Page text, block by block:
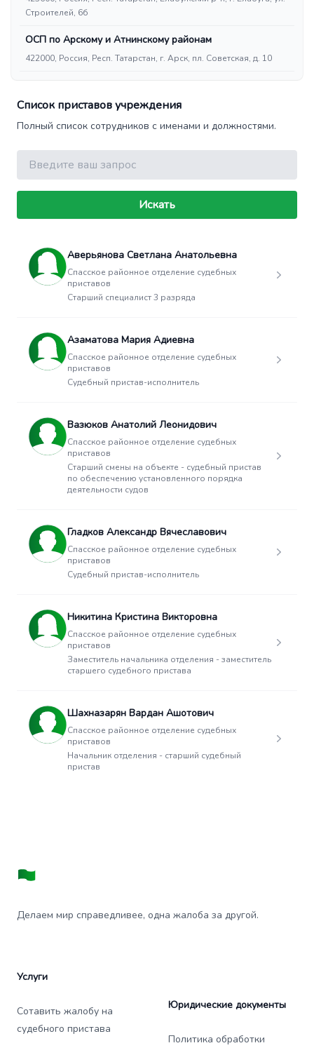
Строителей, 6б
ОСП по Арскому и Атнинскому районам
422000, Россия, Респ. Татарстан, г. Арск, пл. Советская, д. 10
Список приставов учреждения
Полный список сотрудников с именами и должностями.
Поиск
Искать
Аверьянова Светлана Анатольевна
Спасское районное отделение судебных
приставов
Старший специалист 3 разряда
Азаматова Мария Адиевна
Спасское районное отделение судебных
приставов
Судебный пристав-исполнитель
Вазюков Анатолий Леонидович
Спасское районное отделение судебных
приставов
Старший смены на объекте - судебный пристав
по обеспечению установленного порядка
деятельности судов
Гладков Александр Вячеславович
Спасское районное отделение судебных
приставов
Судебный пристав-исполнитель
Никитина Кристина Викторовна
Спасское районное отделение судебных
приставов
Заместитель начальника отделения - заместитель
старшего судебного пристава
Шахназарян Вардан Ашотович
Спасское районное отделение судебных
приставов
Начальник отделения - старший судебный
пристав
Делаем мир справедливее, одна жалоба за другой.
Услуги
Сотавить жалобу на
судебного пристава
Юридические документы
Политика обработки